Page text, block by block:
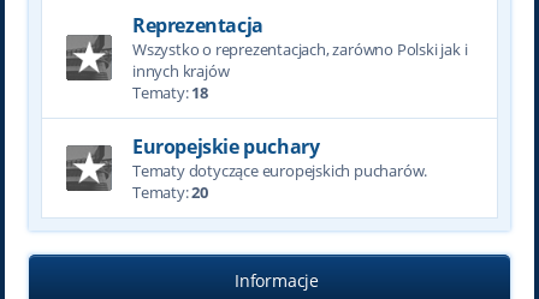
Reprezentacja
Wszystko o reprezentacjach, zarówno Polski jak i
innych krajów
Tematy:18
Europejskie puchary
Tematy dotyczące europejskich pucharów.
Tematy:20
Informacje